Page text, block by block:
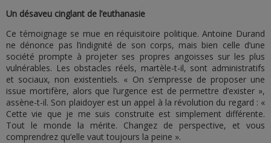
Un désaveu cinglant de l’euthanasie
Ce témoignage se mue en réquisitoire politique. Antoine Durand
ne dénonce pas l’indignité de son corps, mais bien celle d’une
société prompte à projeter ses propres angoisses sur les plus
vulnérables. Les obstacles réels, martèle-t-il, sont administratifs
et sociaux, non existentiels. « On s’empresse de proposer une
issue mortifère, alors que l’urgence est de permettre d’exister »,
assène-t-il. Son plaidoyer est un appel à la révolution du regard : «
Cette vie que je me suis construite est simplement différente.
Tout le monde la mérite. Changez de perspective, et vous
comprendrez qu’elle vaut toujours la peine ».